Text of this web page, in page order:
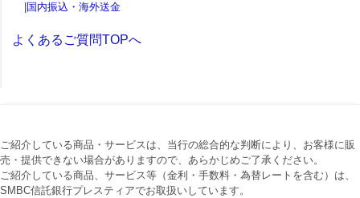
国内振込・海外送金
よくあるご質問TOPへ
ご紹介している商品・サービスは、当行の総合的な判断により、お客様に販
売・提供できない場合がありますので、あらかじめご了承ください。
ご紹介している商品、サービス等（金利・手数料・為替レートを含む）は、
SMBC信託銀行プレスティアでお取扱いしています。